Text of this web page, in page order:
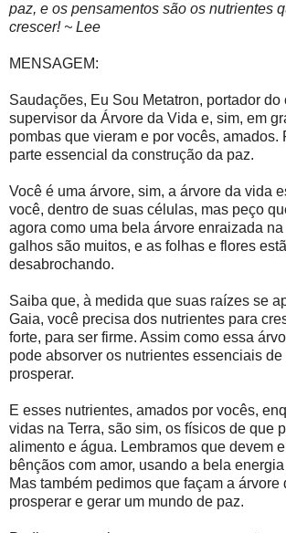
paz, e os pensamentos são os nutrientes
crescer! ~ Lee
MENSAGEM:
Saudações, Eu Sou Metatron, portador do
supervisor da Árvore da Vida e, sim, em
pombas que vieram e por vocês, amados.
parte essencial da construção da paz.
Você é uma árvore, sim, a árvore da vida
você, dentro de suas células, mas peço
agora como uma bela árvore enraizada
galhos são muitos, e as folhas e flores
desabrochando.
Saiba que, à medida que suas raízes se
Gaia, você precisa dos nutrientes para
forte, para ser firme. Assim como essa
pode absorver os nutrientes essenciais
prosperar.
E esses nutrientes, amados por vocês,
vidas na Terra, são sim, os físicos de que
alimento e água. Lembramos que devem
bênçãos com amor, usando a bela
Mas também pedimos que façam a árvore
prosperar e gerar um mundo de paz.